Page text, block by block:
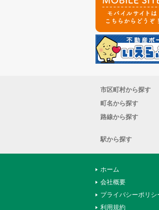
市区町村から探す
町名から探す
路線から探す
駅から探す
ホーム
会社概要
プライバシーポリシ
利用規約